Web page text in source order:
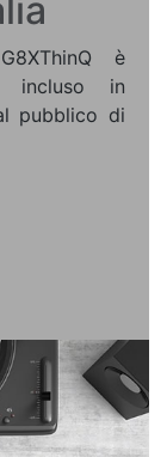
è
incluso in
pubblico di